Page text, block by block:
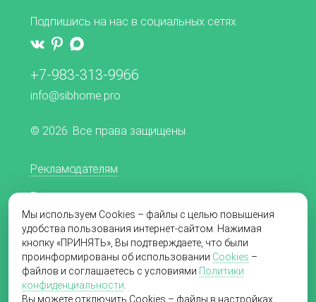
Подпишись на нас в социальных сетях
+7-983-313-9966
info@sibhome.pro
© 2026. Все права защищены
Рекламодателям
Редакционная политика
Согласие на обработку персональных данных
Пользовательское соглашение
Политика в отношении обработки
персональных данных
Мы используем Cookies – файлы с целью повышения
удобства пользования интернет-сайтом. Нажимая
кнопку «ПРИНЯТЬ», Вы подтверждаете, что были
проинформированы об использовании Cookies –
файлов и соглашаетесь с условиями Политики
конфиденциальности
Вы можете отключить Cookies – файлы в настройках